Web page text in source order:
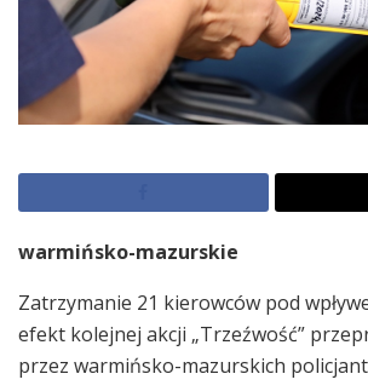
warmińsko-mazurskie
Zatrzymanie 21 kierowców pod
efekt kolejnej akcji „Trzeźwość”
przez warmińsko-mazurskich